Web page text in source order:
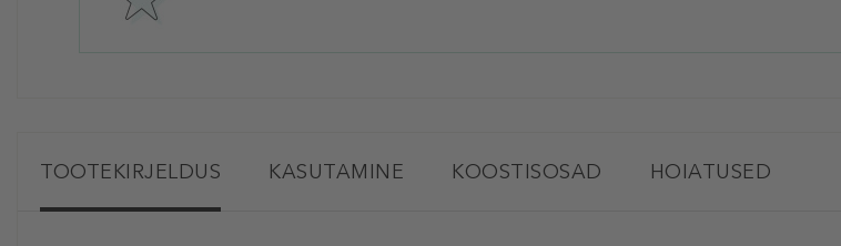
TOOTEKIRJELDUS KASUTAMINE KOOSTISOSAD HOIATUSED